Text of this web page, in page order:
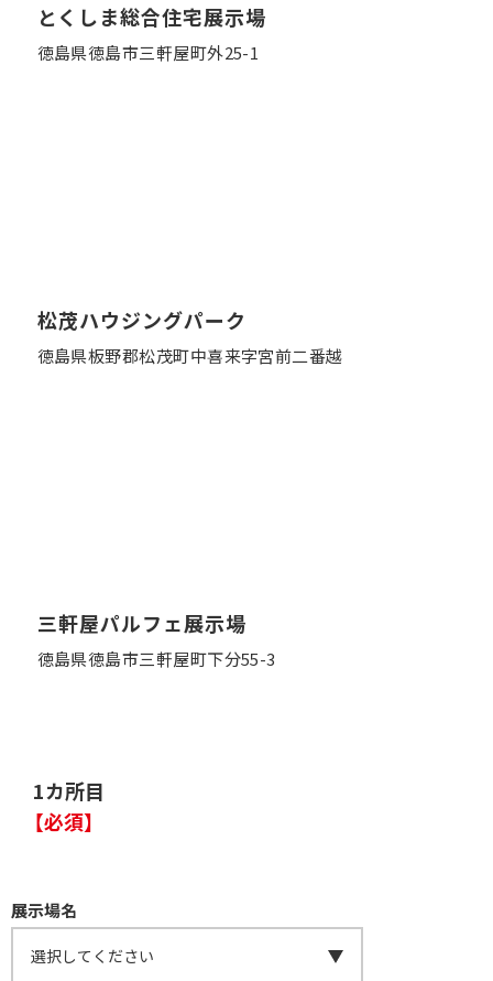
とくしま総合住宅展示場
徳島県徳島市三軒屋町外25-1
松茂ハウジングパーク
徳島県板野郡松茂町中喜来字宮前二番越
三軒屋パルフェ展示場
徳島県徳島市三軒屋町下分55-3
1カ所目
【必須】
展示場名